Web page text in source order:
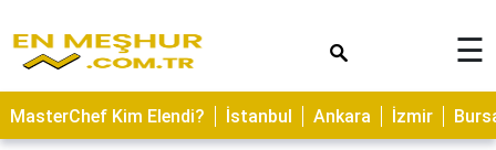
ASTROLOJİ
SAĞLIK
☰
MasterChef Kim Elendi? İstanbul Ankara İzmir